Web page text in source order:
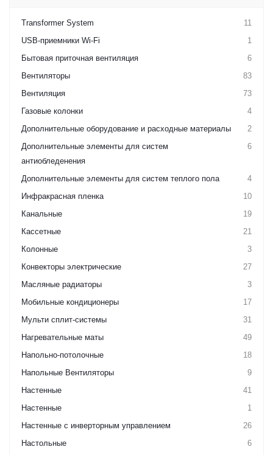
Transformer System
11
USB-приемники Wi-Fi
1
Бытовая приточная вентиляция
6
Вентиляторы
83
Вентиляция
73
Газовые колонки
4
Дополнительные оборудование и расходные материалы
2
Дополнительные элементы для систем
антиобледенения
6
Дополнительные элементы для систем теплого пола
4
Инфракрасная пленка
10
Канальные
19
Кассетные
21
Колонные
3
Конвекторы электрические
27
Масляные радиаторы
3
Мобильные кондиционеры
17
Мульти сплит-системы
31
Нагревательные маты
49
Напольно-потолочные
18
Напольные Вентиляторы
9
Настенные
41
Настенные
1
Настенные с инверторным управлением
26
Настольные
6